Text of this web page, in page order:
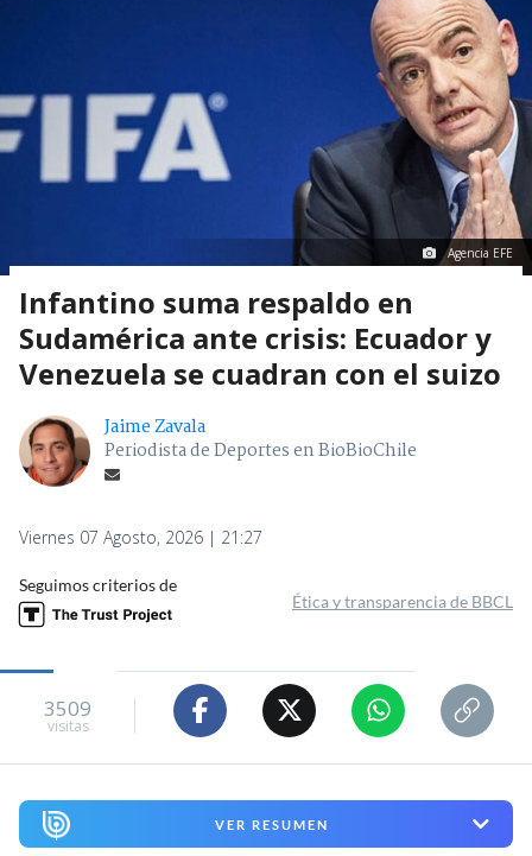
Agencia EFE
Infantino suma respaldo en
Sudamérica ante crisis: Ecuador y
Venezuela se cuadran con el suizo
Jaime Zavala
Periodista de Deportes en BioBioChile
Viernes 07 Agosto, 2026 | 21:27
Seguimos criterios de
Ética y transparencia de BBCL
3509
visitas
VER RESUMEN